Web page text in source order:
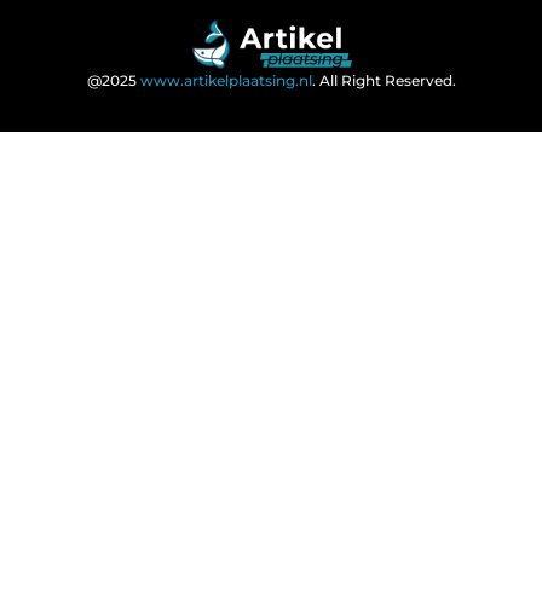
@2025 www.artikelplaatsing.nl. All Right Reserved.